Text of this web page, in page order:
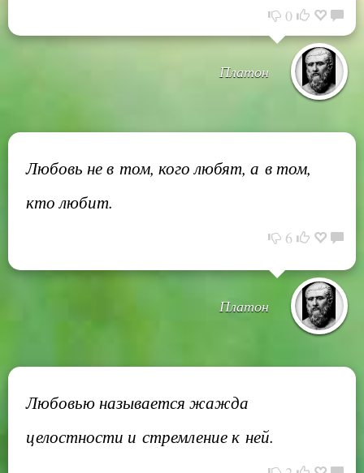
0
Платон
Любовь не в том, кого любят, а в том,
кто любит.
6
Платон
Любовью называется жажда
целостности и стремление к ней.